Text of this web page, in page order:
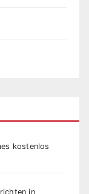
kostenlos
in